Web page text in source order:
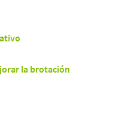
la brotación